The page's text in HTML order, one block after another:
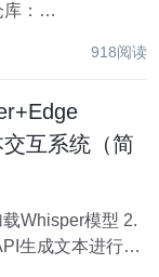
：
918阅读
互系统（简
生成文本进行智